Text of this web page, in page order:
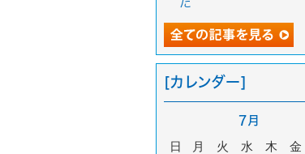
[カレンダー]
7月
日 月 火 水 木 金